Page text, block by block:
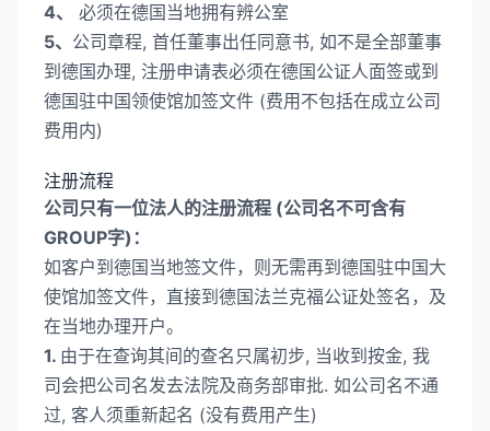
4、
必须在德国当地拥有辨公室
5、 公司章程, 首任董事出任同意书, 如不是全部董事
到德国办理, 注册申请表必须在德国公证人面签或到
德国驻中国领使馆加签文件 (费用不包括在成立公司
费用内)
注册流程
公司只有一位法人的注册流程 (公司名不可含有
GROUP字)：
如客户到德国当地签文件，则无需再到德国驻中国大
使馆加签文件，直接到德国法兰克福公证处签名，及
在当地办理开户。
1. 由于在查询其间的查名只属初步, 当收到按金, 我
司会把公司名发去法院及商务部审批. 如公司名不通
过, 客人须重新起名 (没有费用产生)